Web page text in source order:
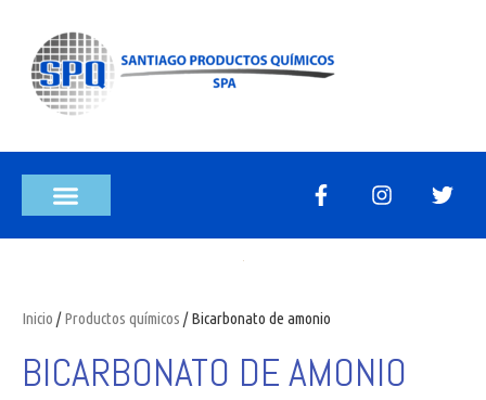
Inicio /Productos químicos / Bicarbonato de amonio
BICARBONATO DE AMONIO